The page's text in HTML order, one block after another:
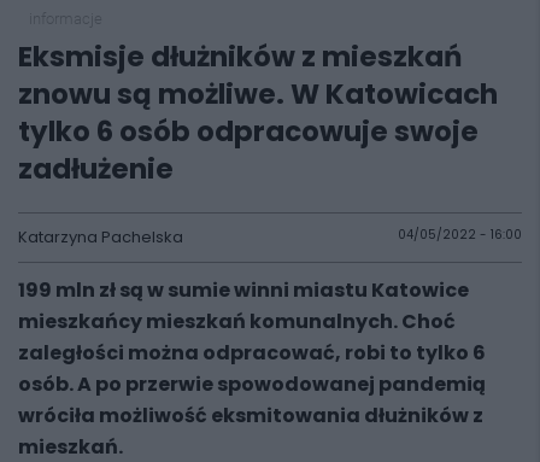
Eksmisje dłużników z mieszkań
znowu są możliwe. W Katowicach
tylko 6 osób odpracowuje swoje
zadłużenie
Katarzyna Pachelska 04/05/2022 - 16:00
199 mln zł są w sumie winni miastu Katowice
mieszkańcy mieszkań komunalnych. Choć
zaległości można odpracować, robi to tylko 6
osób. A po przerwie spowodowanej pandemią
wróciła możliwość eksmitowania dłużników z
mieszkań.